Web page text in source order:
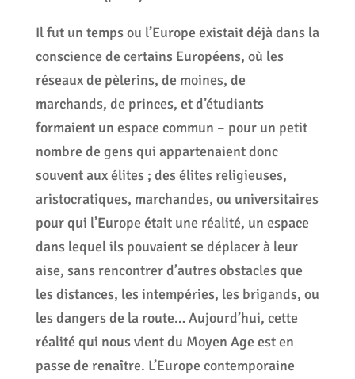
Il fut un temps ou l’Europe existait déjà dans la
conscience de certains Européens, où les
réseaux de pèlerins, de moines, de
marchands, de princes, et d’étudiants
formaient un espace commun – pour un petit
nombre de gens qui appartenaient donc
souvent aux élites ; des élites religieuses,
aristocratiques, marchandes, ou universitaires
pour qui l’Europe était une réalité, un espace
dans lequel ils pouvaient se déplacer à leur
aise, sans rencontrer d’autres obstacles que
les distances, les intempéries, les brigands, ou
les dangers de la route… Aujourd’hui, cette
réalité qui nous vient du Moyen Age est en
passe de renaître. L’Europe contemporaine